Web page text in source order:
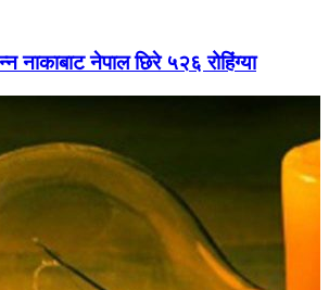
नाकाबाट नेपाल छिरे ५२६ रोहिंग्या